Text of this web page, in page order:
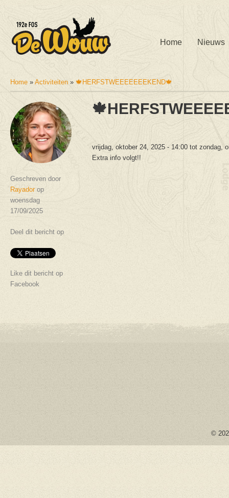
Home Nieuws
U bent hier
Home » Activiteiten » 🍁HERFSTWEEEEEEEKEND🍁
Geschreven door
Rayadorop
woensdag
17/09/2025
Deel dit bericht op
Like dit bericht op
Facebook
vrijdag, oktober 24, 2025 - 14:00 tot zondag,
Extra info volgt!!
©